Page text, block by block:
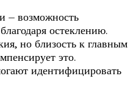
– возможность
остеклению.
но близость к главным
это.
идентифицировать